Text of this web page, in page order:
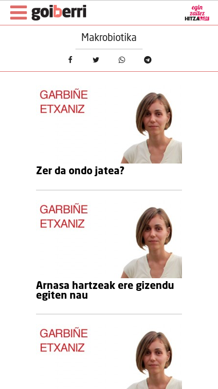
Makrobiotika
Zer da ondo jatea?
Arnasa hartzeak ere gizendu
egiten nau